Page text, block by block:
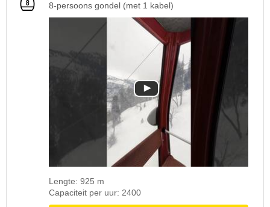
8-persoons gondel (met 1 kabel)
Lengte: 925 m
Capaciteit per uur: 2400